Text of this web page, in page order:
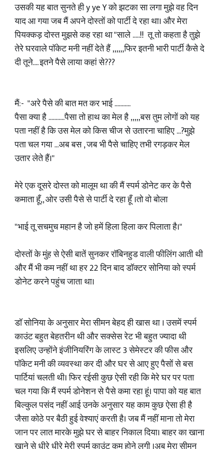
उसकी यह बात सुनते ही y ye Y को झटका सा लगा मुझे वह दिन
याद आ गया जब मैं अपने दोस्तों को पार्टी दे रहा था। और मेरा
पियक्कड़ दोस्त मुझसे कह रहा था "साले .....!! तू तो कहता है तुझे
तेरे घरवाले पॉकेट मनी नहीं देते हैं ,,,,,,फिर इतनी भारी पार्टी कैसे दे
दी तूने.... इतने पैसे लाया कहां से???
मैं:- "अरे पैसे की बात मत कर भाई ...........
पैसा क्या है ...........पैसा तो हाथ का मेल है ,,,,,बस तुम लोगों को यह
पता नहीं है कि उस मेल को किस चीज से उतारना चाहिए ...?मुझे
पता चल गया ...अब बस , जब भी पैसे चाहिए तभी रगड़कर मेल
उतार लेते हैं।"
मेरे एक दूसरे दोस्त को मालूम था की मैं स्पर्म डोनेट कर के पैसे
कमाता हूँ,, ओर उसी पैसे से पार्टी दे रहा हूँ ।तो वो बोला
"भाई तू सचमुच महान है जो हमें हिला हिला कर पिलाता है।"
दोस्तों के मुंह से ऐसी बातें सुनकर रॉबिनहुड वाली फीलिंग आती थी
और मैं भी कम नहीं था हर 22 दिन बाद डॉक्टर सोनिया को स्पर्म
डोनेट करने पहुंच जाता था।
डॉ सोनिया के अनुसार मेरा सीमन बेहद ही खास था । उसमें स्पर्म
काउंट बहुत बेहतरीन थी और सक्सेस रेट भी बहुत ज्यादा थी
इसलिए उन्होंने इंजीनियरिंग के लास्ट 3 सेमेस्टर की फीस और
पॉकेट मनी की व्यवस्था कर दी और घर से आए हुए पैसों से बस
पार्टियां चलती थी। फिर रईसी कुछ ऐसी रही कि मेरे घर पर पता
चल गया कि मैं स्पर्म डोनेशन से पैसे कमा रहा हूं। पापा को यह बात
बिल्कुल पसंद नहीं आई उनके अनुसार यह काम कुछ ऐसा ही है
जैसा कोठे पर बैठी हुई वेश्याएं करती है। जब मैं नहीं माना तो मेरा
जान पर लात मारके मुझे घर से बाहर निकाल दिया। बाहर का खाना